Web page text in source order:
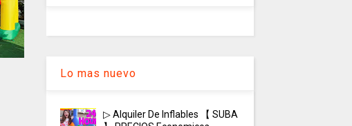
Lo mas nuevo
▷ Alquiler De Inflables 【 SUBA